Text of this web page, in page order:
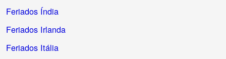
Feriados Índia
Feriados Irlanda
Feriados Itália